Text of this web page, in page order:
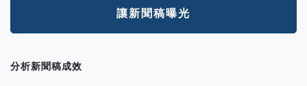
讓新聞稿曝光
分析新聞稿成效